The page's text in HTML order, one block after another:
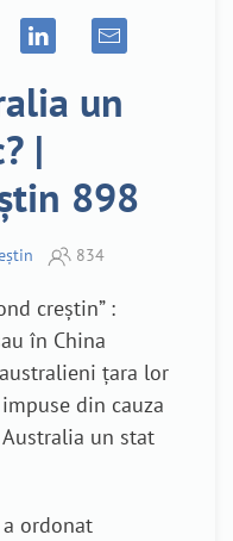
un
|
898
834
creștin” :
în China
țara lor
din cauza
Australia un stat
a ordonat